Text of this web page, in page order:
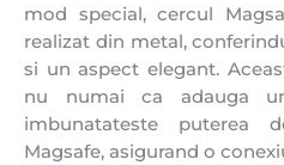
mod special, cercul
realizat din metal,
si un aspect elegant.
nu numai ca adauga
imbunatateste puterea
Magsafe, asigurand o